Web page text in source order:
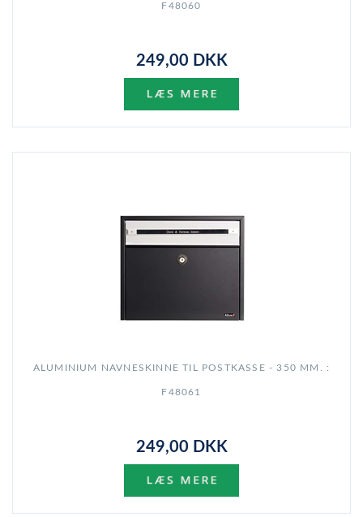
F48060
249,00 DKK
ALUMINIUM NAVNESKINNE TIL POSTKASSE - 350 MM. :
F48061
249,00 DKK